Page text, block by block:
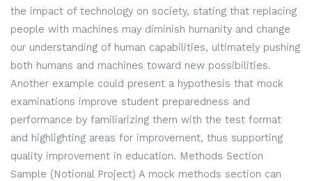
the impact of technology on society, stating that replacing
people with machines may diminish humanity and change
our understanding of human capabilities, ultimately pushing
both humans and machines toward new possibilities.
Another example could present a hypothesis that mock
examinations improve student preparedness and
performance by familiarizing them with the test format
and highlighting areas for improvement, thus supporting
quality improvement in education. Methods Section
Sample (Notional Project) A mock methods section can